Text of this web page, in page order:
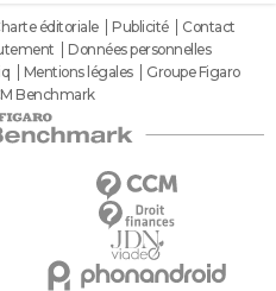
éditoriale Publicité
Contact
Données personnelles
Mentions légales
Groupe Figaro
Benchmark